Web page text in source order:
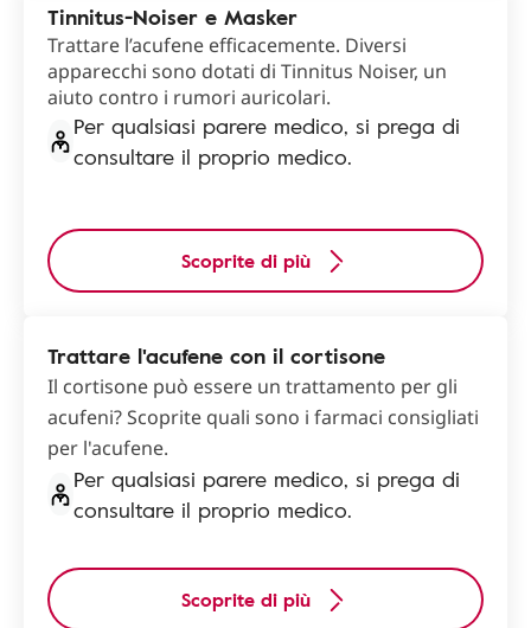
Tinnitus-Noiser e Masker
Trattare l’acufene efficacemente. Diversi
apparecchi sono dotati di Tinnitus Noiser, un
aiuto contro i rumori auricolari.
Per qualsiasi parere medico, si prega di
consultare il proprio medico.
Scoprite di più
Trattare l'acufene con il cortisone
Il cortisone può essere un trattamento per gli
acufeni? Scoprite quali sono i farmaci consigliati
per l'acufene.
Per qualsiasi parere medico, si prega di
consultare il proprio medico.
Scoprite di più